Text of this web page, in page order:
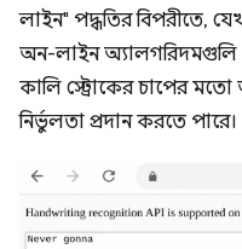
লাইন" পদ্ধতির বিপরীতে,
অন-লাইন
কালি স্ট্রোকের চাপের মতো
নির্ভুলতা প্রদান করতে পারে।